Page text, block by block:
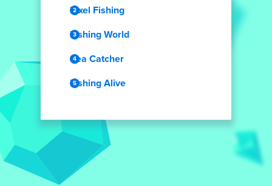
Pixel Fishing
Fishing World
Sea Catcher
Fishing Alive